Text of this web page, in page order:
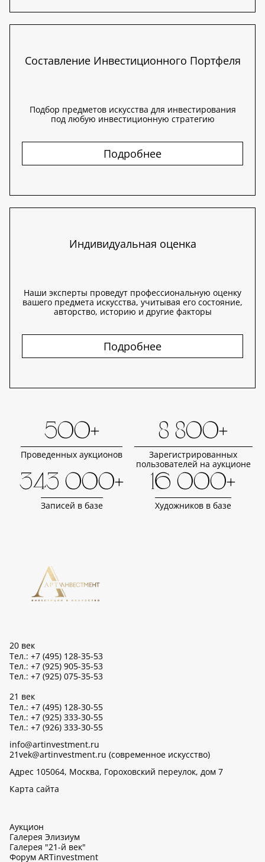
Составление Инвестиционного Портфеля
Подбор предметов искусства для инвестирования
под любую инвестиционную стратегию
Подробнее
Индивидуальная оценка
Наши эксперты проведут профессиональную оценку
вашего предмета искусства, учитывая его состояние,
авторство, историю и другие факторы
Подробнее
500+
Проведенных аукционов
8 800+
Зарегистрированных
пользователей на аукционе
343 000+
Записей в базе
16 000+
Художников в базе
20 век
Тел.: +7 (495) 128-35-53
Тел.: +7 (925) 905-35-53
Тел.: +7 (925) 075-35-53
21 век
Тел.: +7 (495) 128-30-55
Тел.: +7 (925) 333-30-55
Тел.: +7 (926) 333-30-55
info@artinvestment.ru
21vek@artinvestment.ru (современное искусство)
Адрес 105064, Москва, Гороховский переулок, дом 7
Карта сайта
Аукцион
Галерея Элизиум
Галерея "21-й век"
Форум ARTinvestment